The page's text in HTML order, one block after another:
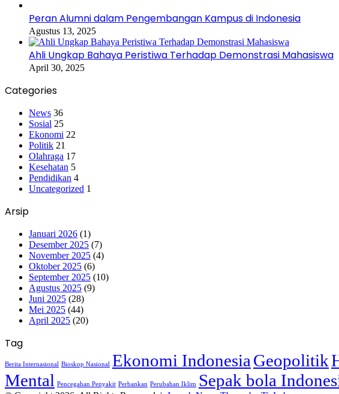
Peran Alumni dalam Pengembangan Kampus di Indonesia
Agustus 13, 2025
Ahli Ungkap Bahaya Peristiwa Terhadap Demonstrasi Mahasiswa
April 30, 2025
Categories
News 36
Sosial 25
Ekonomi 22
Politik 21
Olahraga 17
Kesehatan 5
Pendidikan 4
Uncategorized 1
Arsip
Januari 2026 (1)
Desember 2025 (7)
November 2025 (4)
Oktober 2025 (6)
September 2025 (10)
Agustus 2025 (9)
Juni 2025 (28)
Mei 2025 (44)
April 2025 (20)
Tag
Berita Internasional Bioskop Nasional Ekonomi Indonesia Geopolitik
Mental Pencegahan Penyakit Perbankan Perubahan Iklim Sepak bola